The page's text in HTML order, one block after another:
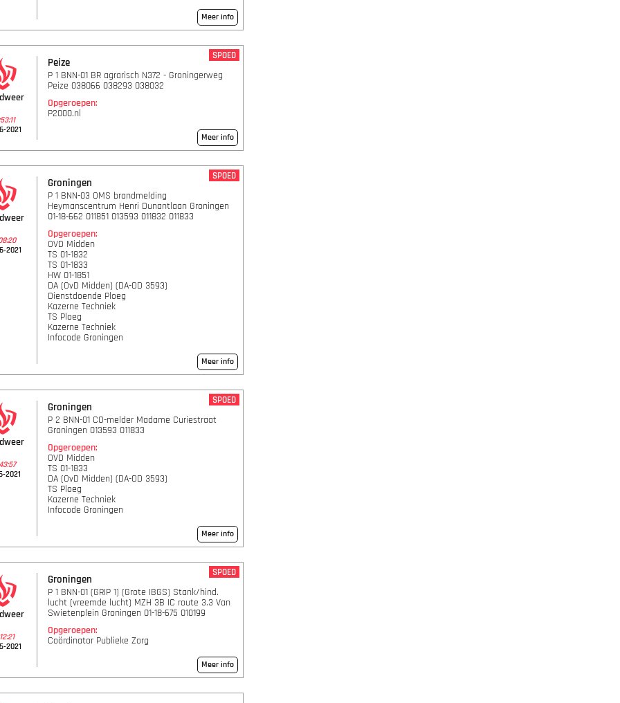
Meer info
2021
Peize
SPOED
P 1 BNN-01 BR agrarisch N372 - Groningerweg
Peize 038066 038293 038032
Opgeroepen:
P2000.nl
Meer info
2021
Groningen
SPOED
P 1 BNN-03 OMS brandmelding
Heymanscentrum Henri Dunantlaan Groningen
01-18-662 011851 013593 011832 011833
Opgeroepen:
OVD Midden
TS 01-1832
TS 01-1833
HW 01-1851
DA (OvD Midden) (DA-OD 3593)
Dienstdoende Ploeg
Kazerne Techniek
TS Ploeg
Kazerne Techniek
Infocode Groningen
Meer info
2021
Groningen
SPOED
P 2 BNN-01 CO-melder Madame Curiestraat
Groningen 013593 011833
Opgeroepen:
OVD Midden
TS 01-1833
DA (OvD Midden) (DA-OD 3593)
TS Ploeg
Kazerne Techniek
Infocode Groningen
Meer info
2021
Groningen
SPOED
P 1 BNN-01 (GRIP 1) (Grote IBGS) Stank/hind.
lucht (vreemde lucht) MZH 3B IC route 3.3 Van
Swietenplein Groningen 01-18-675 010199
Opgeroepen:
Coördinator Publieke Zorg
Meer info